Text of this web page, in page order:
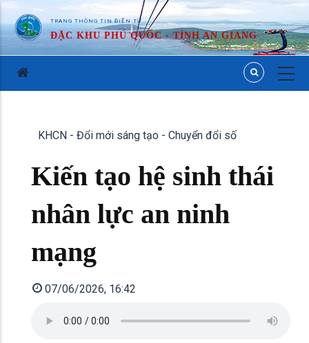
TRANG THÔNG TIN ĐIỆN TỬ
ĐẶC KHU PHÚ QUỐC - TỈNH AN GIANG
KHCN - Đổi mới sáng tạo - Chuyển đổi số
Kiến tạo hệ sinh thái
nhân lực an ninh
mạng
07/06/2026, 16:42